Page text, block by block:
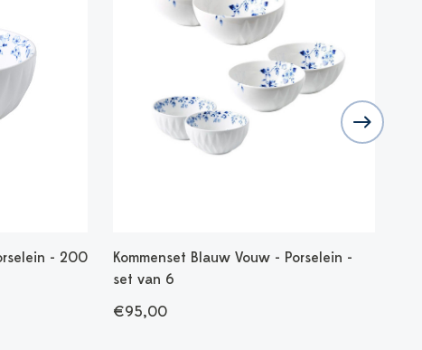
- 200
Kommenset Blauw Vouw - Porselein -
set van 6
€95,00